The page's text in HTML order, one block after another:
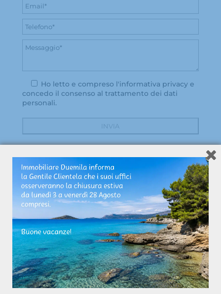
Ho letto e compreso l'informativa privacye
concedo il consenso al trattamento dei dati
personali.